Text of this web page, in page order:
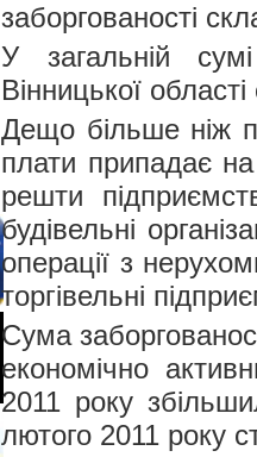
заборгованості
У загальній
Вінницької
Дещо більше ніж
плати припадає
решти
будівельні
операції з
торгівельні
Сума
економічно
2011 року
лютого 2011 року